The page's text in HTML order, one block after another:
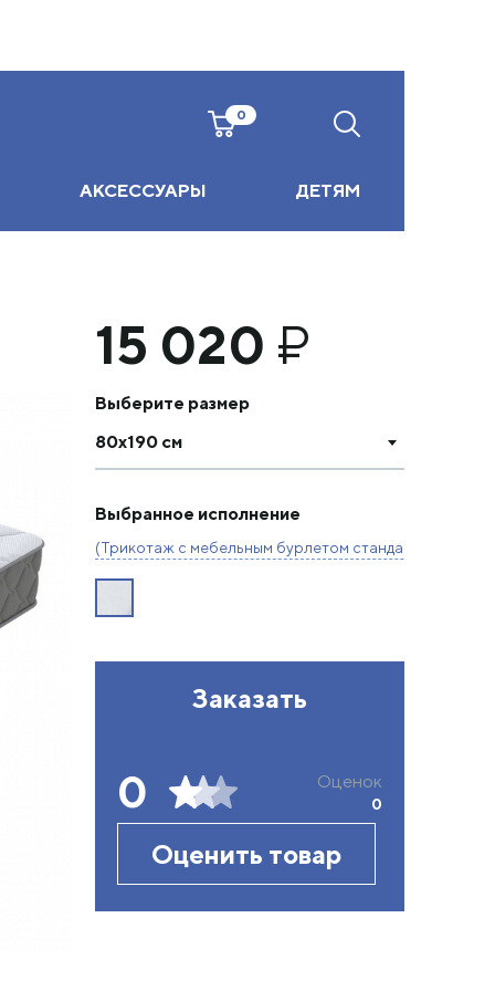
0
АКСЕССУАРЫ ДЕТЯМ
15 020 ₽
Выберите размер
80х190 см
Выбранное исполнение
(Трикотаж с мебельным бурлетом стандартная
Заказать
0 Оценок
0
Оценить товар